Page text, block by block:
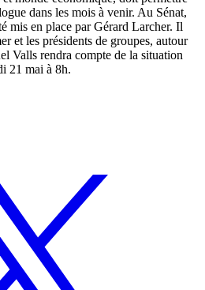
dans les mois à venir. Au Sénat,
mis en place par Gérard Larcher. Il
et les présidents de groupes, autour
Valls rendra compte de la situation
21 mai à 8h.